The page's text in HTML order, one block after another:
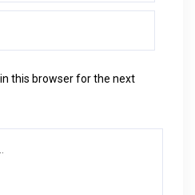
this browser for the next